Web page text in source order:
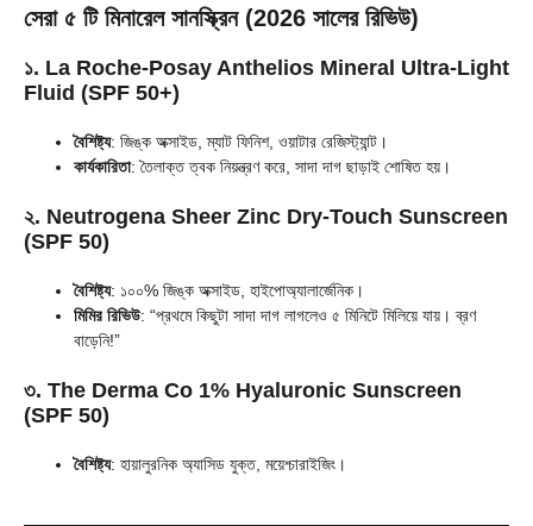
সেরা ৫ টি মিনারেল সানস্ক্রিন (2026 সালের রিভিউ)
১. La Roche-Posay Anthelios Mineral Ultra-Light
Fluid (SPF 50+)
বৈশিষ্ট্য: জিঙ্ক অক্সাইড, ম্যাট ফিনিশ, ওয়াটার রেজিস্ট্যান্ট।
কার্যকারিতা: তৈলাক্ত ত্বক নিয়ন্ত্রণ করে, সাদা দাগ ছাড়াই শোষিত হয়।
২. Neutrogena Sheer Zinc Dry-Touch Sunscreen
(SPF 50)
বৈশিষ্ট্য: ১০০% জিঙ্ক অক্সাইড, হাইপোঅ্যালার্জেনিক।
মিমির রিভিউ: “প্রথমে কিছুটা সাদা দাগ লাগলেও ৫ মিনিটে মিলিয়ে যায়। ব্রণ
বাড়েনি!”
৩. The Derma Co 1% Hyaluronic Sunscreen
(SPF 50)
বৈশিষ্ট্য: হায়ালুরনিক অ্যাসিড যুক্ত, ময়েশ্চারাইজিং।